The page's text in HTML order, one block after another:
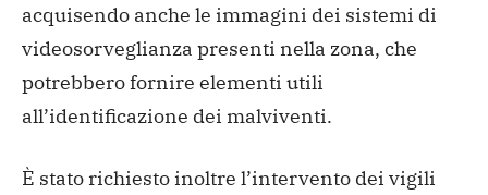
acquisendo anche le immagini dei sistemi di
videosorveglianza presenti nella zona, che
potrebbero fornire elementi utili
all’identificazione dei malviventi.
È stato richiesto inoltre l’intervento dei vigili